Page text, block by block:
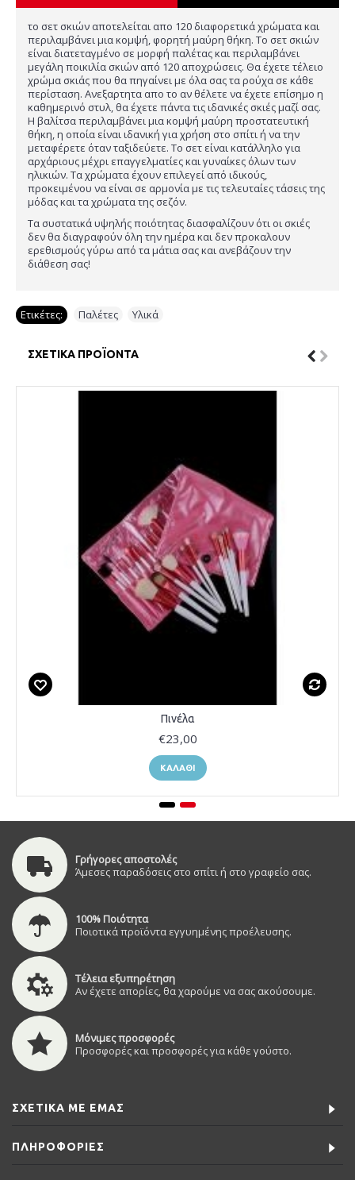
το σετ σκιών αποτελείται απο 120 διαφορετικά χρώματα και
περιλαμβάνει μια κομψή, φορητή μαύρη θήκη. Το σετ σκιών
είναι διατεταγμένο σε μορφή παλέτας και περιλαμβάνει
μεγάλη ποικιλία σκιών από 120 αποχρώσεις. Θα έχετε τέλειο
χρώμα σκιάς που θα πηγαίνει με όλα σας τα ρούχα σε κάθε
περίσταση. Ανεξαρτητα απο το αν θέλετε να έχετε επίσημο η
καθημερινό στυλ, θα έχετε πάντα τις ιδανικές σκιές μαζί σας.
Η βαλίτσα περιλαμβάνει μια κομψή μαύρη προστατευτική
θήκη, η οποία είναι ιδανική για χρήση στο σπίτι ή να την
μεταφέρετε όταν ταξιδεύετε. Το σετ είναι κατάλληλο για
αρχάριους μέχρι επαγγελματίες και γυναίκες όλων των
ηλικιών. Τα χρώματα έχουν επιλεγεί από ιδικούς,
προκειμένου να είναι σε αρμονία με τις τελευταίες τάσεις της
μόδας και τα χρώματα της σεζόν.
Τα συστατικά υψηλής ποιότητας διασφαλίζουν ότι οι σκιές
δεν θα διαγραφούν όλη την ημέρα και δεν προκαλουν
ερεθισμούς γύρω από τα μάτια σας και ανεβάζουν την
διάθεση σας!
Ετικέτες: Παλέτες Υλικά
ΣΧΕΤΙΚΆ ΠΡΟΪΌΝΤΑ
Πινέλα
€23,00
ΚΑΛΆΘΙ
Γρήγορες αποστολές
Άμεσες παραδόσεις στο σπίτι ή στο γραφείο σας.
100% Ποιότητα
Ποιοτικά προϊόντα εγγυημένης προέλευσης.
Τέλεια εξυπηρέτηση
Αν έχετε απορίες, θα χαρούμε να σας ακούσουμε.
Μόνιμες προσφορές
Προσφορές και προσφορές για κάθε γούστο.
ΣΧΕΤΙΚΆ ΜΕ ΕΜΆΣ
ΠΛΗΡΟΦΟΡΊΕΣ